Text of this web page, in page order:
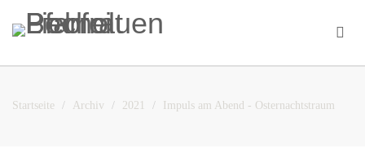
Startseite Archiv 2021 Impuls am Abend - Osternachtstraum